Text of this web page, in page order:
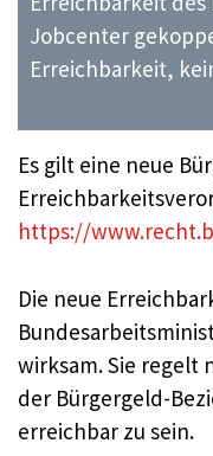
Jobcenter
Erreichbarkeit,
Es gilt eine neue
https://
Die neue
wirksam. Sie regelt
der Bürgergeld-
erreichbar zu sein.